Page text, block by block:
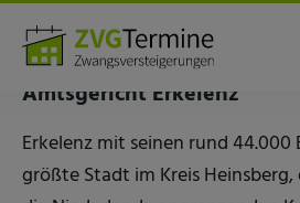
Zwangsversteigerungen am
Erkelenz
Amtsgericht Erkelenz
Erkelenz mit seinen rund
größte Stadt im Kreis